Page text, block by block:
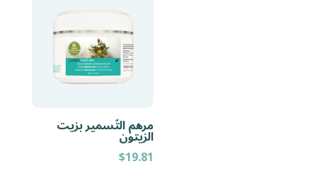
مرهم التّسمير بزيت
الزيتون
$19.81